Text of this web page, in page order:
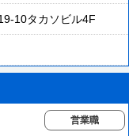
タカソビル4F
営業職